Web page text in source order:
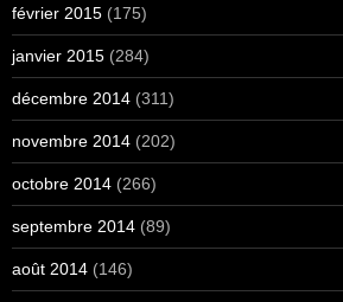
février 2015 (175)
janvier 2015 (284)
décembre 2014 (311)
novembre 2014 (202)
octobre 2014 (266)
septembre 2014 (89)
août 2014 (146)